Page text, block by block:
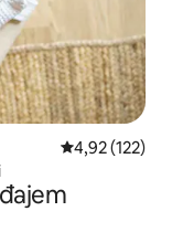
prosječna
4,92 (122)